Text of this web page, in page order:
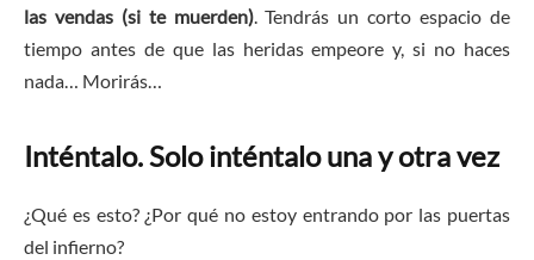
las vendas (si te muerden). Tendrás un corto espacio de
tiempo antes de que las heridas empeore y, si no haces
nada… Morirás…
Inténtalo. Solo inténtalo una y otra vez
¿Qué es esto? ¿Por qué no estoy entrando por las puertas
del infierno?